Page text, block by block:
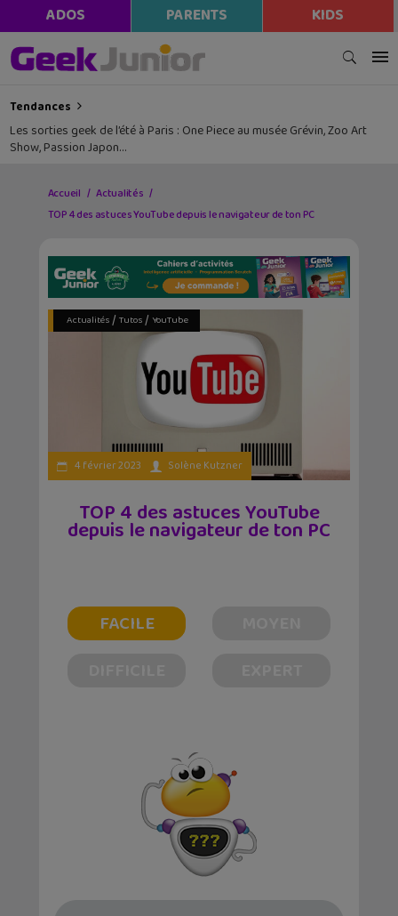
ADOS PARENTS KIDS
Tendances
Les sorties geek de l’été à Paris : One Piece au musée Grévin, Zoo Art
Show, Passion Japon…
Accueil
Actualités
TOP 4 des astuces YouTube depuis le navigateur de ton PC
Actualités/ Tutos/ YouTube
4 février 2023 Solène Kutzner
TOP 4 des astuces YouTube
depuis le navigateur de ton PC
FACILE